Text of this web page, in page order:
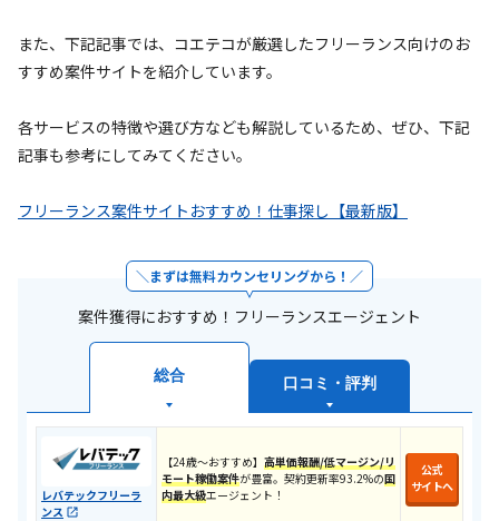
また、下記記事では、コエテコが厳選したフリーランス向けのお
すすめ案件サイトを紹介しています。
各サービスの特徴や選び方なども解説しているため、ぜひ、下記
記事も参考にしてみてください。
フリーランス案件サイトおすすめ！仕事探し【最新版】
まずは無料カウンセリングから！
案件獲得におすすめ！フリーランスエージェント
総合 口コミ・評判
レバテックフリーラ
ンス
​【24歳〜おすすめ】​ 高単価報酬/低マージン/リ
モート稼働案件が豊富。契約更新率93.2%の国
内最大級エージェント！
公式
サイトへ